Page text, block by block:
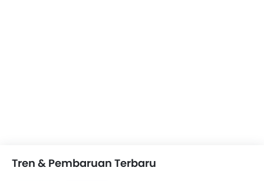
Tren & Pembaruan Terbaru